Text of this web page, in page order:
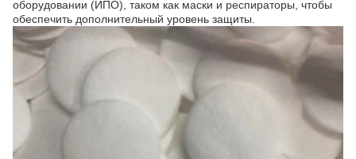
оборудовании (ИПО), таком как маски и респираторы, чтобы
обеспечить дополнительный уровень защиты.